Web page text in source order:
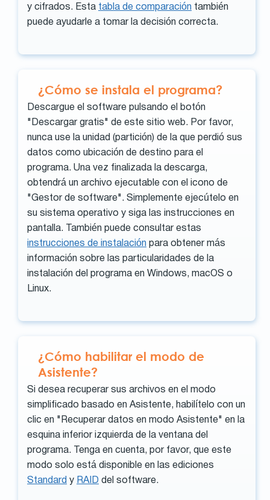
y cifrados. Esta tabla de comparación también
puede ayudarle a tomar la decisión correcta.
¿Cómo se instala el programa?
Descargue el software pulsando el botón
"Descargar gratis" de este sitio web. Por favor,
nunca use la unidad (partición) de la que perdió sus
datos como ubicación de destino para el
programa. Una vez finalizada la descarga,
obtendrá un archivo ejecutable con el icono de
"Gestor de software". Simplemente ejecútelo en
su sistema operativo y siga las instrucciones en
pantalla. También puede consultar estas
instrucciones de instalación para obtener más
información sobre las particularidades de la
instalación del programa en Windows, macOS o
Linux.
¿Cómo habilitar el modo de
Asistente?
Si desea recuperar sus archivos en el modo
simplificado basado en Asistente, habilítelo con un
clic en "Recuperar datos en modo Asistente" en la
esquina inferior izquierda de la ventana del
programa. Tenga en cuenta, por favor, que este
modo solo está disponible en las ediciones
Standard y RAID del software.